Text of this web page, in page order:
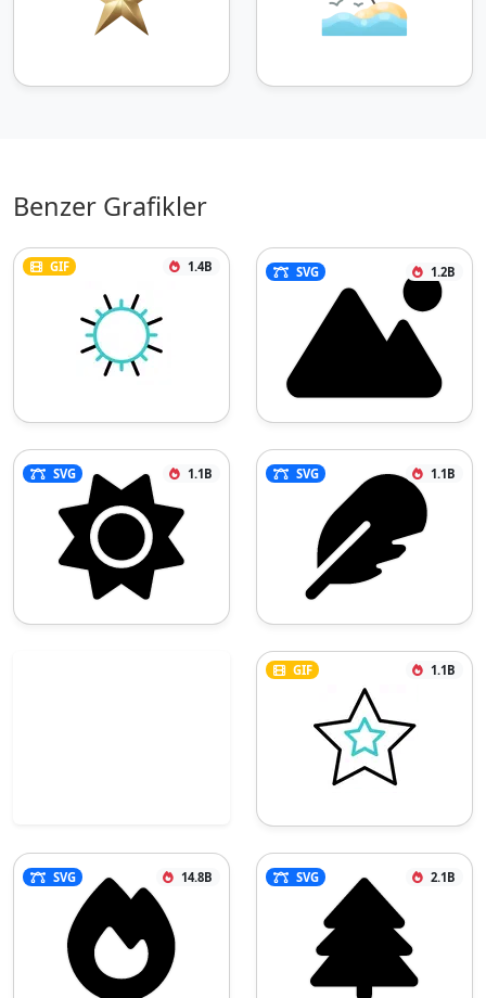
Benzer Grafikler
GIF 1.4B SVG 1.2B
SVG 1.1B SVG 1.1B
GIF 1.1B
SVG 14.8B SVG 2.1B